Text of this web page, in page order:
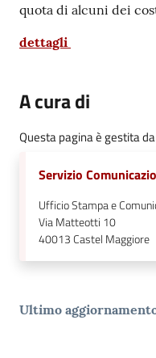
quota di alcuni dei
dettagli
A cura di
Questa pagina è gestita da
Servizio
Ufficio Stampa e
Via Matteotti 10
40013Castel Maggiore
Ultimo